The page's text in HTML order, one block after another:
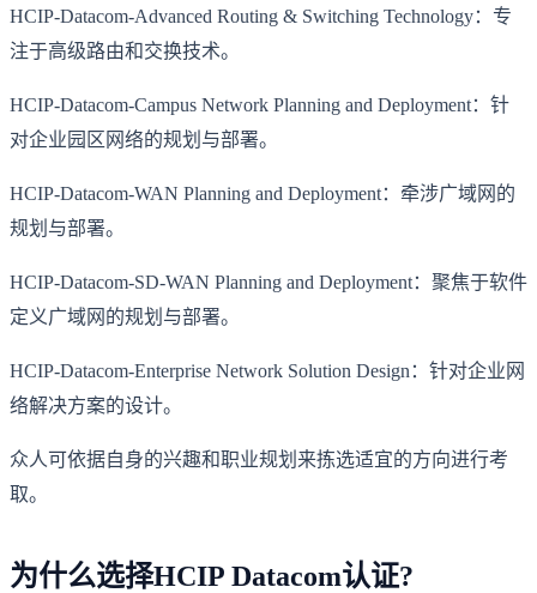
HCIP-Datacom-Advanced Routing & Switching Technology：专
注于高级路由和交换技术。
HCIP-Datacom-Campus Network Planning and Deployment：针
对企业园区网络的规划与部署。
HCIP-Datacom-WAN Planning and Deployment：牵涉广域网的
规划与部署。
HCIP-Datacom-SD-WAN Planning and Deployment：聚焦于软件
定义广域网的规划与部署。
HCIP-Datacom-Enterprise Network Solution Design：针对企业网
络解决方案的设计。
众人可依据自身的兴趣和职业规划来拣选适宜的方向进行考
取。
为什么选择HCIP Datacom认证?